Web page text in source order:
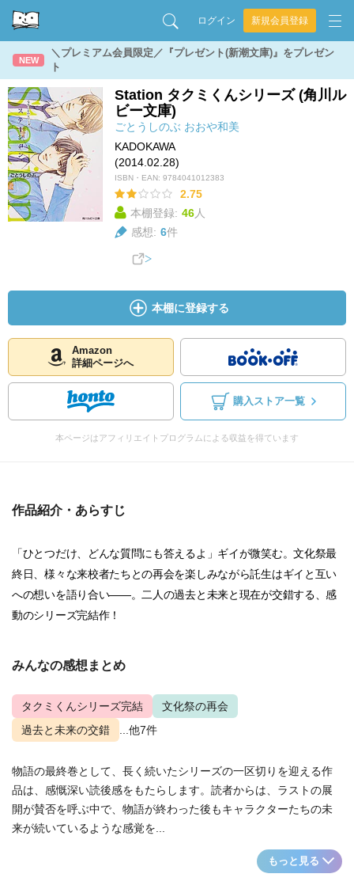
ログイン 新規会員登録
NEW
＼プレミアム会員限定／『プレゼント(新潮文庫)』をプレゼン
ト
Station タクミくんシリーズ (角川ル
ビー文庫)
ごとうしのぶ おおや和美
KADOKAWA
(2014.02.28)
ISBN・EAN: 9784041012383
2.75
本棚登録: 46人
感想: 6件
本棚に登録する
Amazon
詳細ページへ
購入ストア一覧
本ページはアフィリエイトプログラムによる収益を得ています
作品紹介・あらすじ
「ひとつだけ、どんな質問にも答えるよ」ギイが微笑む。文化祭最
終日、様々な来校者たちとの再会を楽しみながら託生はギイと互い
への想いを語り合い――。二人の過去と未来と現在が交錯する、感
動のシリーズ完結作！
みんなの感想まとめ
タクミくんシリーズ完結
文化祭の再会
過去と未来の交錯
...他7件
物語の最終巻として、長く続いたシリーズの一区切りを迎える作
品は、感慨深い読後感をもたらします。読者からは、ラストの展
開が賛否を呼ぶ中で、物語が終わった後もキャラクターたちの未
来が続いているような感覚を...
もっと見る